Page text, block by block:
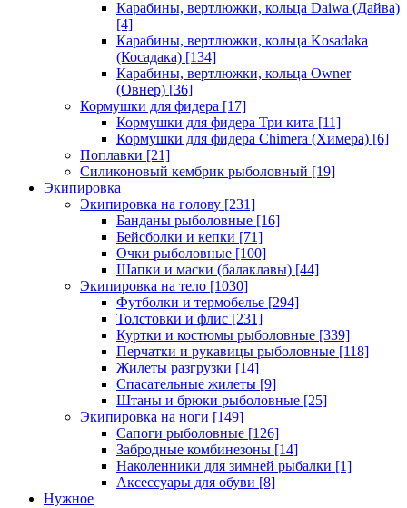
Карабины, вертлюжки, кольца Daiwa (Дайва)
[4]
Карабины, вертлюжки, кольца Kosadaka
(Косадака) [134]
Карабины, вертлюжки, кольца Owner
(Овнер) [36]
Кормушки для фидера [17]
Кормушки для фидера Три кита [11]
Кормушки для фидера Chimera (Химера) [6]
Поплавки [21]
Силиконовый кембрик рыболовный [19]
Экипировка
Экипировка на голову [231]
Банданы рыболовные [16]
Бейсболки и кепки [71]
Очки рыболовные [100]
Шапки и маски (балаклавы) [44]
Экипировка на тело [1030]
Футболки и термобелье [294]
Толстовки и флис [231]
Куртки и костюмы рыболовные [339]
Перчатки и рукавицы рыболовные [118]
Жилеты разгрузки [14]
Спасательные жилеты [9]
Штаны и брюки рыболовные [25]
Экипировка на ноги [149]
Сапоги рыболовные [126]
Забродные комбинезоны [14]
Наколенники для зимней рыбалки [1]
Аксессуары для обуви [8]
Нужное